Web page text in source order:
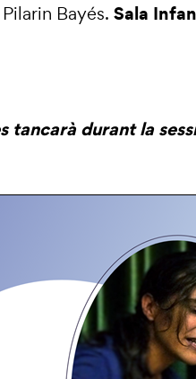
Bayés. Sala
tancarà durant la